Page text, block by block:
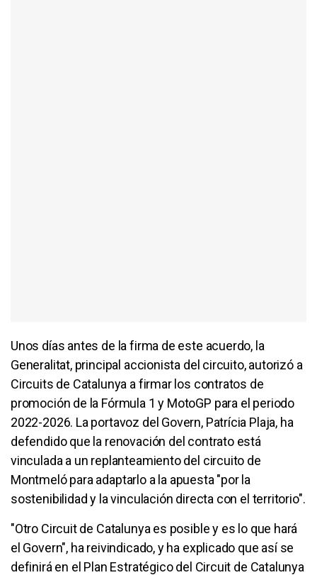
Unos días antes de la firma de este acuerdo, la
Generalitat, principal accionista del circuito, autorizó a
Circuits de Catalunya a firmar los contratos de
promoción de la Fórmula 1 y MotoGP para el periodo
2022-2026. La portavoz del Govern, Patrícia Plaja, ha
defendido que la renovación del contrato está
vinculada a un replanteamiento del circuito de
Montmeló para adaptarlo a la apuesta "por la
sostenibilidad y la vinculación directa con el territorio".
"Otro Circuit de Catalunya es posible y es lo que hará
el Govern", ha reivindicado, y ha explicado que así se
definirá en el Plan Estratégico del Circuit de Catalunya